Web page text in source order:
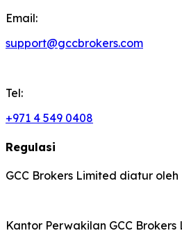
Email:
support@gccbrokers.com
Tel:
+971 4 549 0408
Regulasi
GCC Brokers Limited diatur oleh
Kantor Perwakilan GCC